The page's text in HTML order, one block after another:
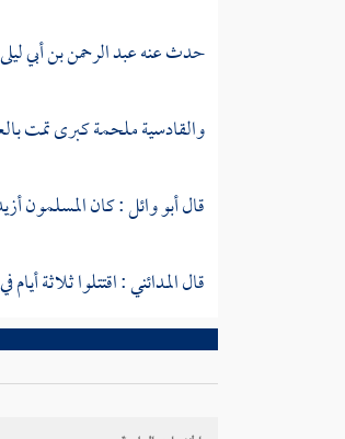
حدث عنهعبد الرحمن بن أبي ليلى
والقادسيةملحمة كبرى تمت
قالأبو وائل: كان المسلمون
قالالمدائني: اقتتلوا ثلاثة